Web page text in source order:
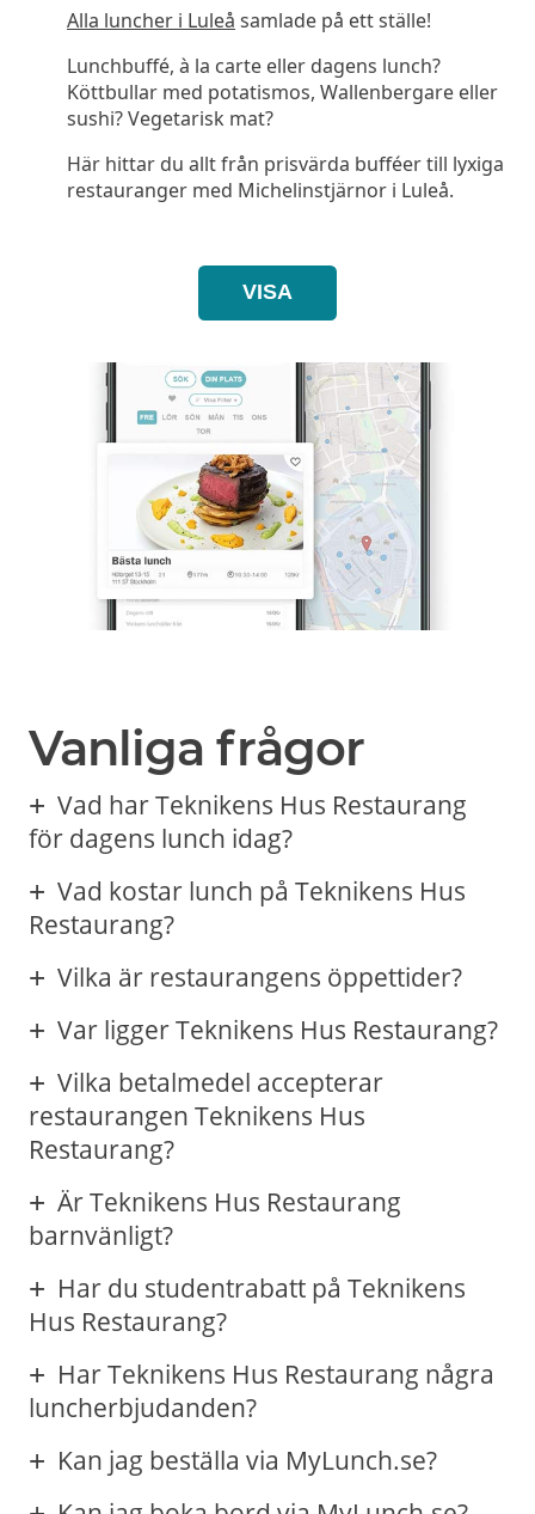
Alla luncher i Luleå samlade på ett ställe!
Lunchbuffé, à la carte eller dagens lunch?
Köttbullar med potatismos, Wallenbergare eller
sushi? Vegetarisk mat?
Här hittar du allt från prisvärda bufféer till lyxiga
restauranger med Michelinstjärnor i Luleå.
VISA
Vanliga frågor
Vad har Teknikens Hus Restaurang
för dagens lunch idag?
Vad kostar lunch på Teknikens Hus
Restaurang?
Vilka är restaurangens öppettider?
Var ligger Teknikens Hus Restaurang?
Vilka betalmedel accepterar
restaurangen Teknikens Hus
Restaurang?
Är Teknikens Hus Restaurang
barnvänligt?
Har du studentrabatt på Teknikens
Hus Restaurang?
Har Teknikens Hus Restaurang några
luncherbjudanden?
Kan jag beställa via MyLunch.se?